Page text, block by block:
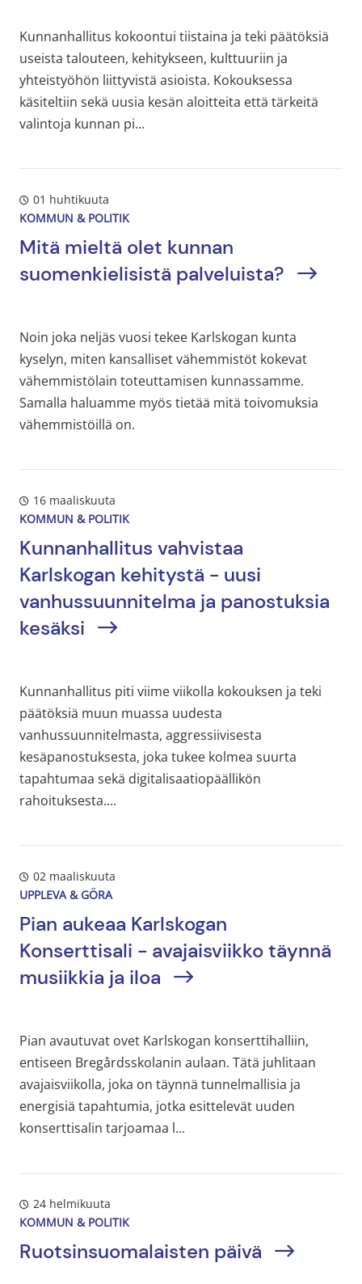
Kunnanhallitus kokoontui tiistaina ja teki päätöksiä
useista talouteen, kehitykseen, kulttuuriin ja
yhteistyöhön liittyvistä asioista. Kokouksessa
käsiteltiin sekä uusia kesän aloitteita että tärkeitä
valintoja kunnan pi...
01 huhtikuuta
KOMMUN & POLITIK
Mitä mieltä olet kunnan
suomenkielisistä palveluista?
Noin joka neljäs vuosi tekee Karlskogan kunta
kyselyn, miten kansalliset vähemmistöt kokevat
vähemmistölain toteuttamisen kunnassamme.
Samalla haluamme myös tietää mitä toivomuksia
vähemmistöillä on.
16 maaliskuuta
KOMMUN & POLITIK
Kunnanhallitus vahvistaa
Karlskogan kehitystä - uusi
vanhussuunnitelma ja panostuksia
kesäksi
Kunnanhallitus piti viime viikolla kokouksen ja teki
päätöksiä muun muassa uudesta
vanhussuunnitelmasta, aggressiivisesta
kesäpanostuksesta, joka tukee kolmea suurta
tapahtumaa sekä digitalisaatiopäällikön
rahoituksesta....
02 maaliskuuta
UPPLEVA & GÖRA
Pian aukeaa Karlskogan
Konserttisali - avajaisviikko täynnä
musiikkia ja iloa
Pian avautuvat ovet Karlskogan konserttihalliin,
entiseen Bregårdsskolanin aulaan. Tätä juhlitaan
avajaisviikolla, joka on täynnä tunnelmallisia ja
energisiä tapahtumia, jotka esittelevät uuden
konserttisalin tarjoamaa l...
24 helmikuuta
KOMMUN & POLITIK
Ruotsinsuomalaisten päivä